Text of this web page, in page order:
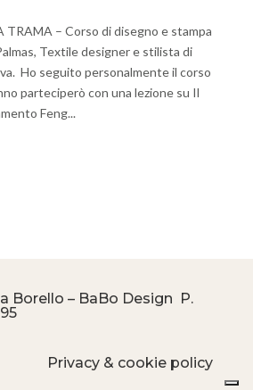
TRAMA – Corso di disegno e stampa
Textile designer e stilista di
Ho seguito personalmente il corso
parteciperò con una lezione su Il
Feng...
Borello – BaBo Design P.
Privacy & cookie policy